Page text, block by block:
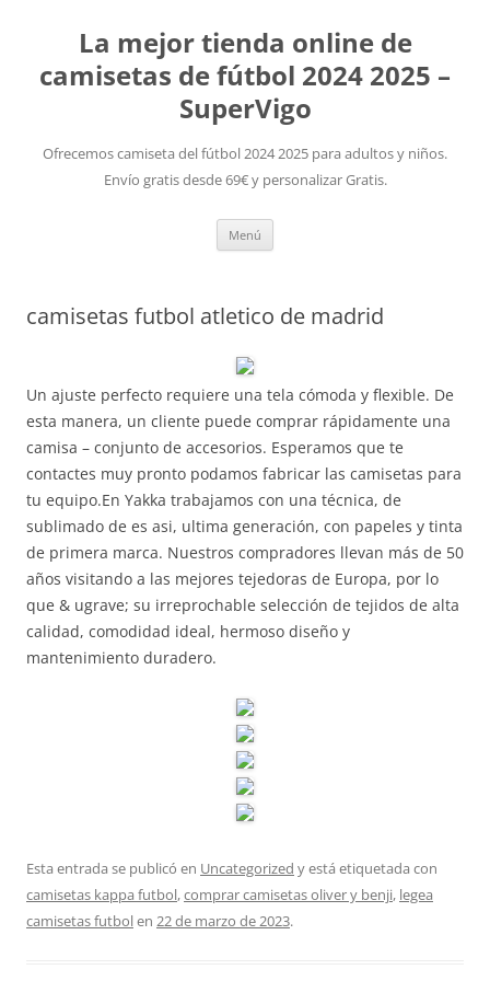
La mejor tienda online de
camisetas de fútbol 2024 2025 –
SuperVigo
Ofrecemos camiseta del fútbol 2024 2025 para adultos y niños.
Envío gratis desde 69€ y personalizar Gratis.
Menú
camisetas futbol atletico de madrid
Un ajuste perfecto requiere una tela cómoda y flexible. De
esta manera, un cliente puede comprar rápidamente una
camisa – conjunto de accesorios. Esperamos que te
contactes muy pronto podamos fabricar las camisetas para
tu equipo.En Yakka trabajamos con una técnica, de
sublimado de es asi, ultima generación, con papeles y tinta
de primera marca. Nuestros compradores llevan más de 50
años visitando a las mejores tejedoras de Europa, por lo
que & ugrave; su irreprochable selección de tejidos de alta
calidad, comodidad ideal, hermoso diseño y
mantenimiento duradero.
Esta entrada se publicó en Uncategorized y está etiquetada con
camisetas kappa futbol,comprar camisetas oliver y benji, legea
camisetas futbolen 22 de marzo de 2023.